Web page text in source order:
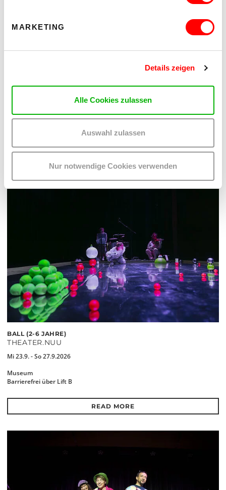
MARKETING
Details zeigen
Alle Cookies zulassen
Auswahl zulassen
Nur notwendige Cookies verwenden
MIT JAN RESPERGER UND NICOLE SCHUSTER
Mo 17.08.2026 bis Do 20.08.2026
Museum
READ MORE
BALL (2-6 JAHRE)
THEATER.NUU
Mi 23.9. - So 27.9.2026
Museum
Barrierefrei über Lift B
READ MORE